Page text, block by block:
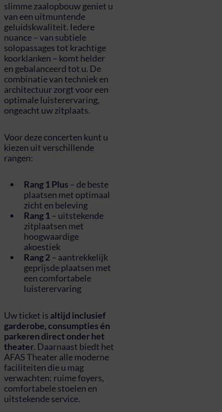
slimme zaalopbouw geniet u
van een uitmuntende
geluidskwaliteit. Iedere
nuance – van subtiele
solopassages tot krachtige
koorklanken – komt helder
en gebalanceerd tot u. De
combinatie van techniek en
architectuur zorgt voor een
optimale luisterervaring,
ongeacht uw zitplaats.
Voor deze concerten kunt u
kiezen uit verschillende
rangen:
Rang 1 Plus – de beste
plaatsen met optimaal
zicht en beleving
Rang 1– uitstekende
zitplaatsen met
hoogwaardige
akoestiek
Rang 2– aantrekkelijk
geprijsde plaatsen met
een comfortabele
luisterervaring
Uw ticket is altijd inclusief
garderobe, consumpties én
parkeren direct onder het
theater. Daarnaast biedt het
AFAS Theater alle moderne
faciliteiten die u mag
verwachten: ruime foyers,
comfortabele stoelen en
uitstekende service.